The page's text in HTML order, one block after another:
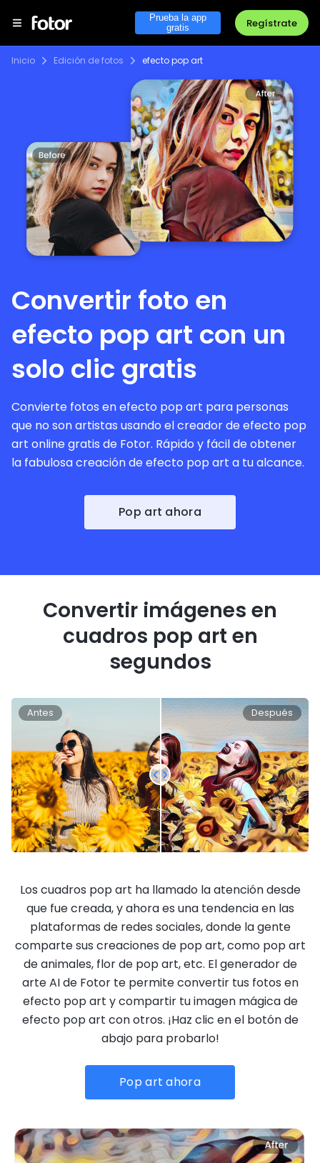
Prueba la app
gratis
Regístrate
Inicio Edición de fotos efecto pop art
Convertir foto en
efecto pop art con un
solo clic gratis
Convierte fotos en efecto pop art para personas
que no son artistas usando el creador de efecto pop
art online gratis de Fotor. Rápido y fácil de obtener
la fabulosa creación de efecto pop art a tu alcance.
Pop art ahora
Convertir imágenes en
cuadros pop art en
segundos
Antes Después
Los cuadros pop art ha llamado la atención desde
que fue creada, y ahora es una tendencia en las
plataformas de redes sociales, donde la gente
comparte sus creaciones de pop art, como pop art
de animales, flor de pop art, etc. El generador de
arte AI de Fotor te permite convertir tus fotos en
efecto pop art y compartir tu imagen mágica de
efecto pop art con otros. ¡Haz clic en el botón de
abajo para probarlo!
Pop art ahora